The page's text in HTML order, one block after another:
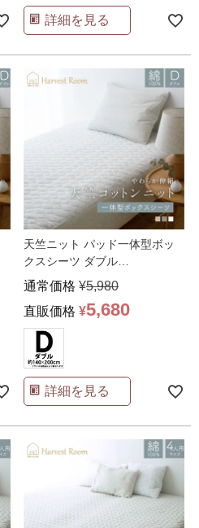
詳細を見る
天竺ニット パッド一体型ボッ
クスシーツ ダブル
140×200×25cm
通常価格 ¥5,980
直販価格 ¥5,680
詳細を見る